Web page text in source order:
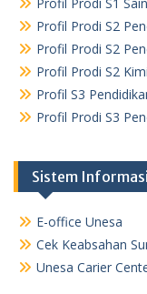
Profil Prodi S1
Profil Prodi S2
Profil Prodi S2
Profil Prodi S2
Profil S3
Profil Prodi S3
Sistem
E-office Unesa
Cek Keabsahan
Unesa Carier